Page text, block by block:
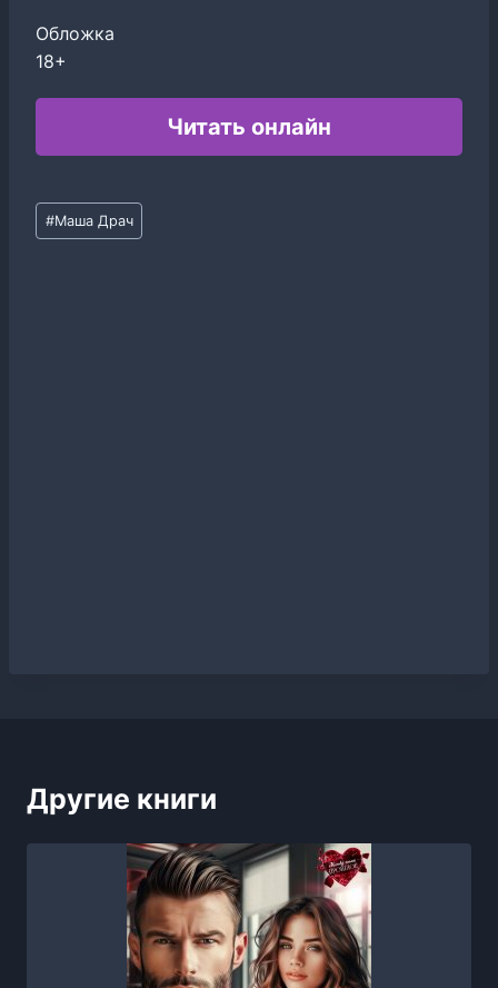
Обложка
18+
Читать онлайн
Метки
записи:
#Маша Драч
Другие книги